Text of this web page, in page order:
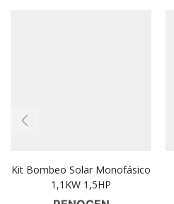
Kit Bombeo Solar Monofásico
1,1KW 1,5HP